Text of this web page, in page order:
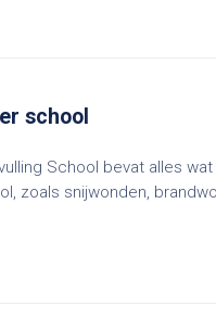
school
School bevat alles
zoals snijwonden,